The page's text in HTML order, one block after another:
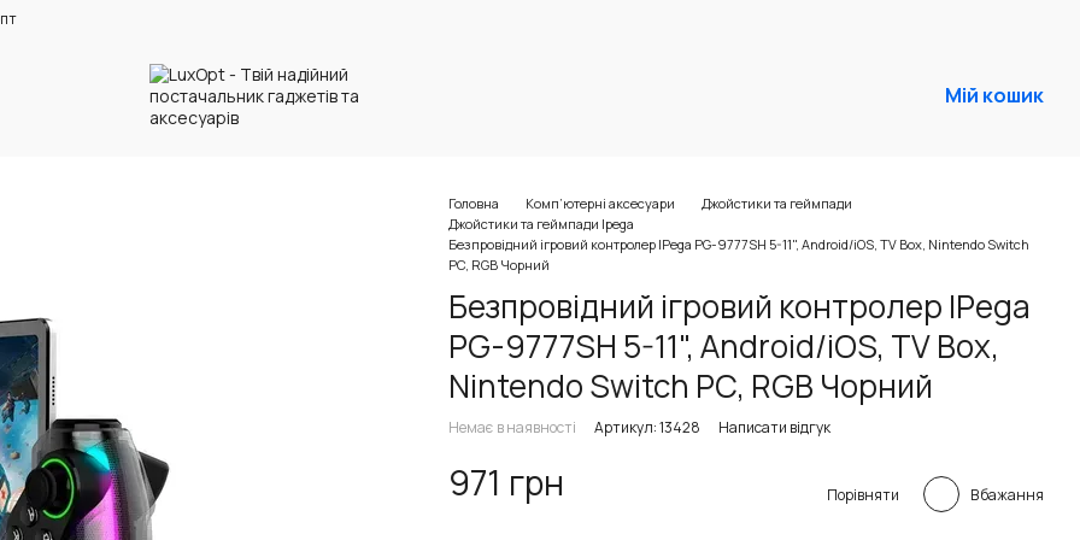
Мій кошик
Головна Комп’ютерні аксесуари
Джойстики та геймпади
Джойстики та геймпади Ipega
Безпровідний ігровий контролер IPega PG-9777SH 5-11", Android/iOS, TV Box, Nintendo Switch
PC, RGB Чорний
Безпровідний ігровий контролер IPega
PG-9777SH 5-11", Android/iOS, TV Box,
Nintendo Switch PC, RGB Чорний
Немає в наявності Артикул: 13428 Написати відгук
971 грн Порівняти В бажання